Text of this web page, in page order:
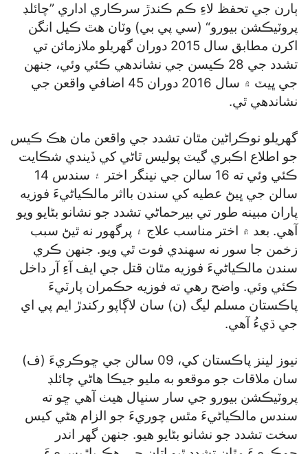
ٻارن جي تحفظ لاءِ ڪم ڪندڙ سرڪاري اداري ”چائلڊ
پروٽيڪشن بيورو“ (سي پي بي) وٽان هٿ ڪيل انگن
اکرن مطابق سال 2015 دوران گھريلو ملازمائن تي
تشدد جي 28 ڪيسن جي نشاندهي ڪئي وئي، جنهن
جي ڀيٽ ۾ سال 2016 دوران 45 اضافي واقعن جي
نشاندهي ٿي.
گھريلو نوڪراڻين مٿان تشدد جي واقعن مان هڪ ڪيس
جو اطلاع اڪبري گيٽ پوليس ٿاڻي کي ڏيندي شڪايت
ڪئي وئي ته 16 سالن جي نينگر اختر ۽ سندس 14
سالن جي ڀيڻ عطيه کي سندن بااثر مالڪياڻيءَ فوزيه
پاران مبينه طور تي بيرحماڻي تشدد جو نشانو بڻايو ويو
آهي. بعد ۾ اختر مناسب علاج ۽ پرگھور نه ٿيڻ سبب
زخمن جا سور نه سهندي فوت ٿي ويو. جنهن ڪري
سندن مالڪياڻيءَ فوزيه مٿان قتل جي ايف آءِ آر داخل
ڪئي وئي. واضح رهي ته فوزيه حڪمران پارٽيءَ
پاڪستان مسلم ليگ (ن) سان لاڳاپو رکندڙ ايم پي اي
جي ڌيءُ آهي.
نيوز لينز پاڪستان کي، 09 سالن جي ڇوڪريءَ (ف)
سان ملاقات جو موقعو به مليو جيڪا هاڻي چائلڊ
پروٽيڪشن بيورو جي سار سنڀال هيٺ آهي ڇو ته
سندس مالڪياڻيءَ مٿس چوريءَ جو الزام هڻي کيس
سخت تشدد جو نشانو بڻايو هيو. جنهن گھر اندر